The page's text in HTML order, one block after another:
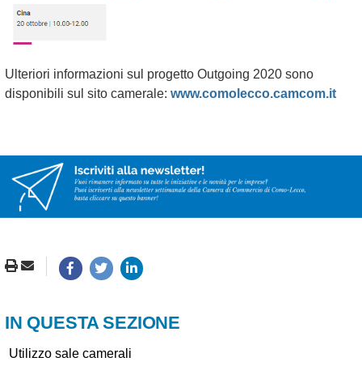
Ulteriori informazioni sul progetto Outgoing 2020 sono
disponibili sul sito camerale: www.comolecco.camcom.it
IN QUESTA SEZIONE
Utilizzo sale camerali